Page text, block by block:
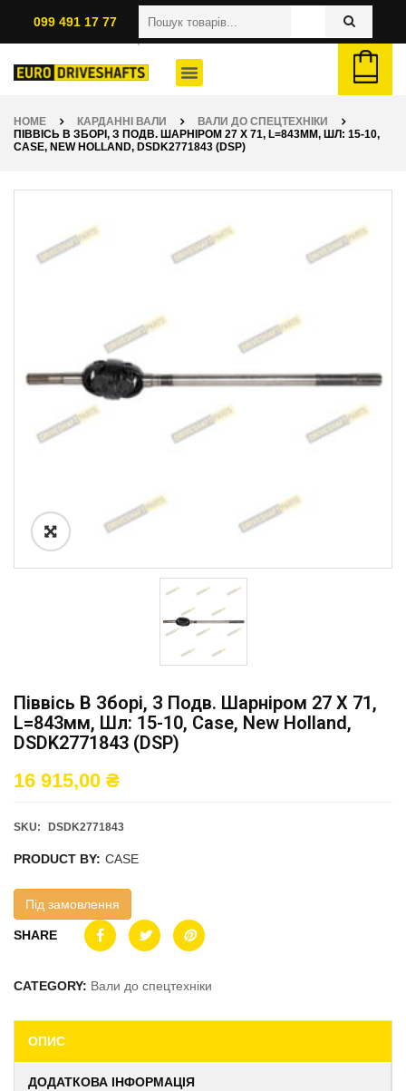
099 491 17 77
HOME КАРДАННІ ВАЛИ
ВАЛИ ДО СПЕЦТЕХНІКИ
ПІВВІСЬ В ЗБОРІ, З ПОДВ. ШАРНІРОМ 27 X 71, L=843ММ, ШЛ: 15-10,
CASE, NEW HOLLAND, DSDK2771843 (DSP)
Піввісь В Зборі, З Подв. Шарніром 27 X 71,
L=843мм, Шл: 15-10, Case, New Holland,
DSDK2771843 (DSP)
16 915,00 ₴
SKU: DSDK2771843
PRODUCT BY: CASE
Під замовлення
SHARE
CATEGORY: Вали до спецтехніки
ОПИС
ДОДАТКОВА ІНФОРМАЦІЯ